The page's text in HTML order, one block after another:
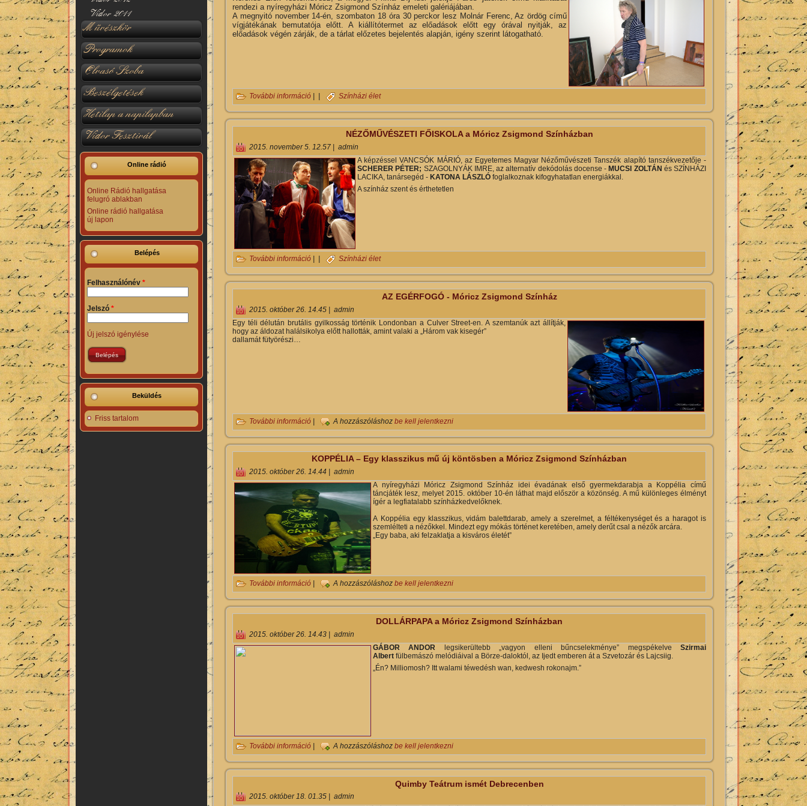
Vidor 2011
Művészkör
Programok
Olvasó Szoba
Beszélgetések
Hetilap a napilapban
Vidor Fesztivál
Online rádió
Online Rádió hallgatása
felugró ablakban
Online rádió hallgatása
új lapon
Belépés
Felhasználónév *
Jelszó *
Új jelszó igénylése
Beküldés
Friss tartalom
rendezi a nyíregyházi Móricz Zsigmond Színház emeleti galériájában.
A megnyitó november 14-én, szombaton 18 óra 30 perckor lesz Molnár Ferenc, Az ördög című
vígjátékának bemutatója előtt. A kiállítótermet az előadások előtt egy órával nyitják, az
előadások végén zárják, de a tárlat előzetes bejelentés alapján, igény szerint látogatható.
További információ Kerekes Elek festőművész kiállítása a Móricz Zsigmond Színházban tartalommal kapcsolatosan
Színházi élet
NÉZŐMŰVÉSZETI FŐISKOLA a Móricz Zsigmond Színházban
2015. november 5. 12.57
admin
A képzéssel VANCSÓK MÁRIÓ, az Egyetemes Magyar Nézőművészeti Tanszék alapító tanszékvezetője -
SCHERER PÉTER; SZAGOLNYÁK IMRE, az alternatív dekódolás docense - MUCSI ZOLTÁN és SZÍNHÁZI
LACIKA, tanársegéd - KATONA LÁSZLÓ foglalkoznak kifogyhatatlan energiákkal.
A színház szent és érthetetlen
További információ NÉZŐMŰVÉSZETI FŐISKOLA a Móricz Zsigmond Színházban tartalommal kapcsolatosan
Színházi élet
AZ EGÉRFOGÓ - Móricz Zsigmond Színház
2015. október 26. 14.45 | admin
Egy téli délután brutális gyilkosság történik Londonban a Culver Street-en. A szemtanúk azt állítják,
hogy az áldozat halálsikolya előtt hallották, amint valaki a „Három vak kisegér”
dallamát fütyörészi…
További információ AZ EGÉRFOGÓ - Móricz Zsigmond Színház tartalommal kapcsolatosan
| A hozzászóláshoz be kell jelentkezni
KOPPÉLIA – Egy klasszikus mű új köntösben a Móricz Zsigmond Színházban
2015. október 26. 14.44
admin
A nyíregyházi Móricz Zsigmond Színház idei évadának első gyermekdarabja a Koppélia című
táncjáték lesz, melyet 2015. október 10-én láthat majd először a közönség. A mű különleges élményt
ígér a legfiatalabb színházkedvelőknek.
A Koppélia egy klasszikus, vidám balettdarab, amely a szerelmet, a féltékenységet és a haragot is
szemlélteti a nézőkkel. Mindezt egy mókás történet keretében, amely derűt csal a nézők arcára.
„Egy baba, aki felzaklatja a kisváros életét”
További információ KOPPÉLIA – Egy klasszikus mű új köntösben a Móricz Zsigmond Színházban tartalommal kapcsolatosan
A hozzászóláshoz be kell jelentkezni
DOLLÁRPAPA a Móricz Zsigmond Színházban
2015. október 26. 14.43
admin
GÁBOR ANDOR
legsikerültebb „vagyon elleni bűncselekménye” megspékelveSzirmai
Albert fülbemászó melódiáival a Börze-daloktól, az Ijedt emberen át a Szvetozár és Lajcsiig.
„Én? Milliomosh? Itt walami téwedésh wan, kedwesh rokonajm.”
További információ DOLLÁRPAPA a Móricz Zsigmond Színházban tartalommal kapcsolatosan
A hozzászóláshoz be kell jelentkezni
Quimby Teátrum ismét Debrecenben
2015. október 18. 01.35
admin